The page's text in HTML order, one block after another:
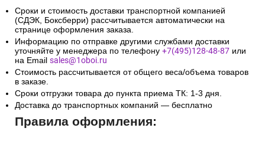
Сроки и стоимость доставки транспортной компанией
(СДЭК, Боксберри) рассчитывается автоматически на
странице оформления заказа.
Информацию по отправке другими службами доставки
уточняйте у менеджера по телефону +7(495)128-48-87 или
на Email sales@1oboi.ru
Стоимость рассчитывается от общего веса/объема товаров
в заказе.
Сроки отгрузки товара до пункта приема ТК: 1-3 дня.
Доставка до транспортных компаний — бесплатно
Правила оформления: